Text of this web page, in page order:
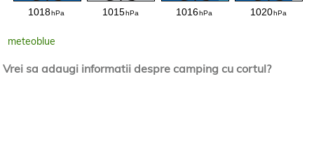
meteoblue
Vrei sa adaugi informatii despre camping cu cortul?